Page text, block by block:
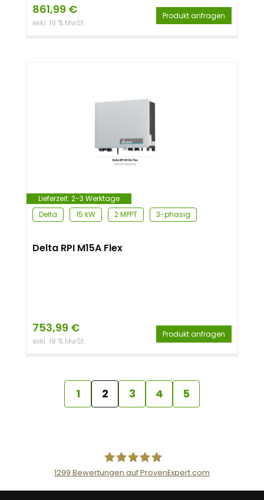
861,99 €
exkl. 19 % MwSt.
Produkt anfragen
Lieferzeit: 2-3 Werktage
Delta
15 kW 2 MPPT 3-phasig
Delta RPI M15A Flex
753,99 €
exkl. 19 % MwSt.
Produkt anfragen
1 2 3 4 5
AceFlex GmbH
1299 Bewertungen auf ProvenExpert.com